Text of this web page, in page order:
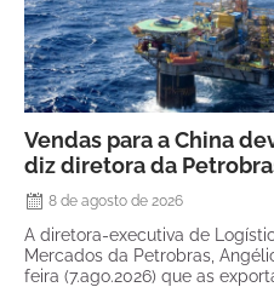
Vendas para a China
diz diretora da
8 de agosto de 2026
A diretora-executiva de
Mercados da Petrobras,
feira (7.ago.2026) que as